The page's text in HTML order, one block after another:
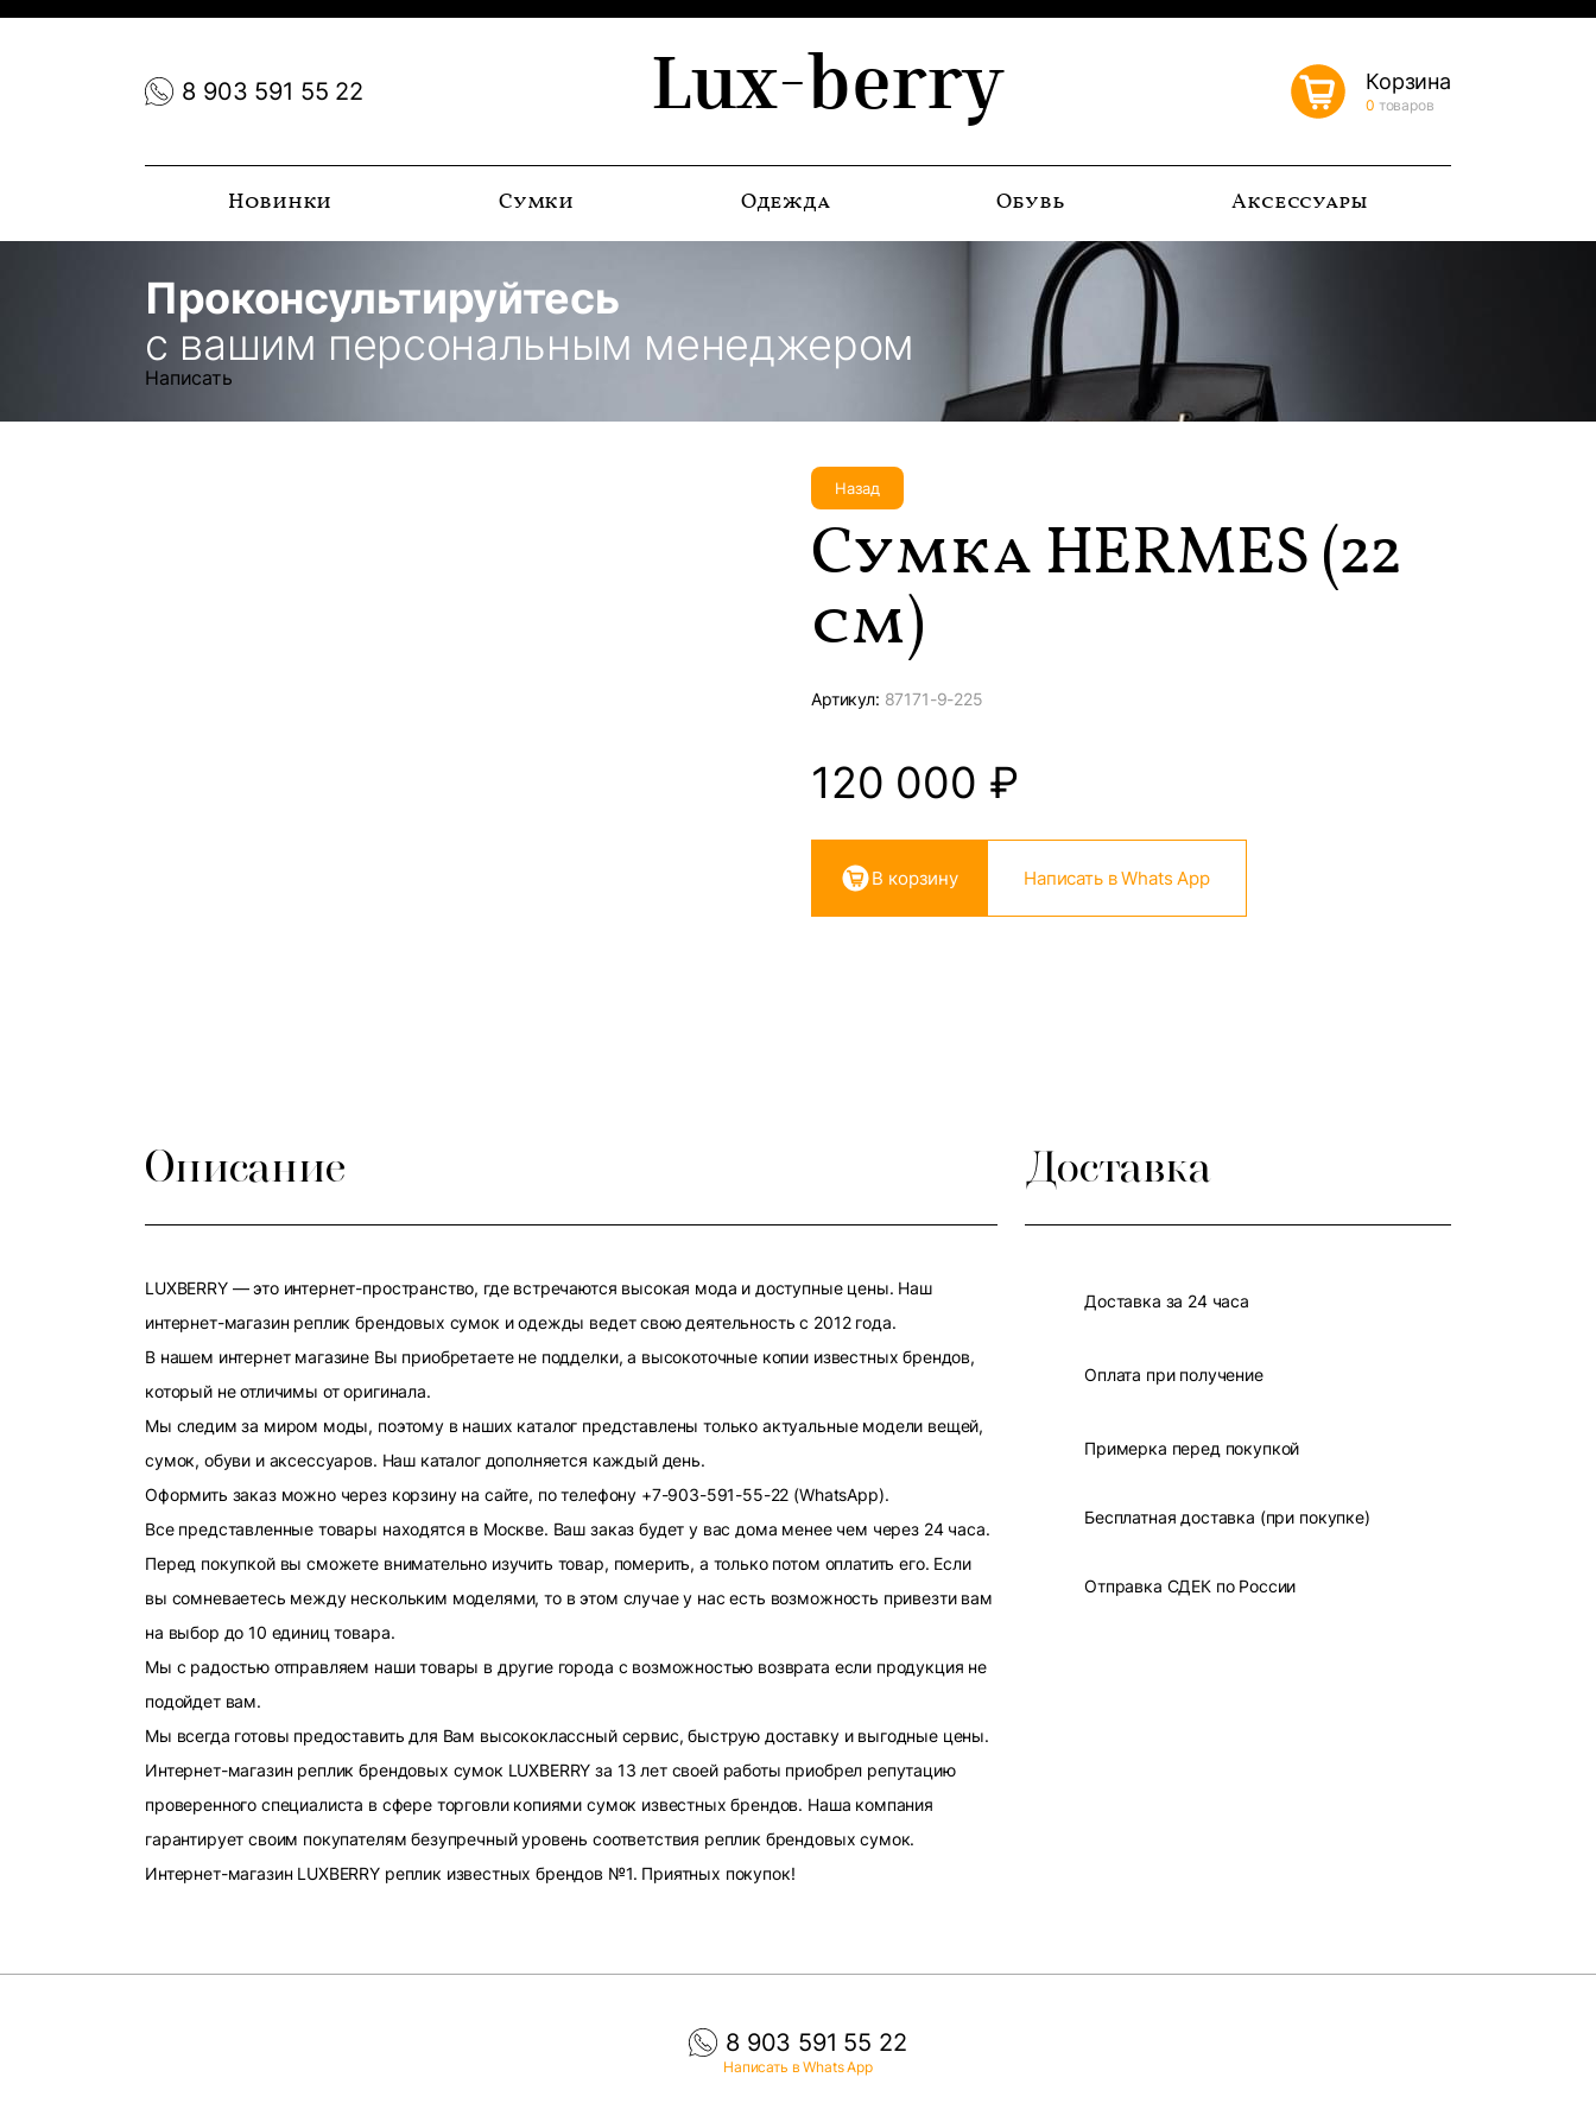
8 903 591 55 22 Lux-berry Корзина
0 товаров
Новинки Сумки Одежда Обувь Аксессуары
Проконсультируйтесь
с вашим персональным менеджером
Написать
Назад
Сумка HERMES (22
см)
Артикул: 87171-9-225
120 000 ₽
В корзину Написать в Whats App
Описание
LUXBERRY — это интернет-пространство, где встречаются высокая мода и доступные цены. Наш
интернет-магазин реплик брендовых сумок и одежды ведет свою деятельность с 2012 года.
В нашем интернет магазине Вы приобретаете не подделки, а высокоточные копии известных брендов,
который не отличимы от оригинала.
Мы следим за миром моды, поэтому в наших каталог представлены только актуальные модели вещей,
сумок, обуви и аксессуаров. Наш каталог дополняется каждый день.
Оформить заказ можно через корзину на сайте, по телефону +7-903-591-55-22 (WhatsApp).
Все представленные товары находятся в Москве. Ваш заказ будет у вас дома менее чем через 24 часа.
Перед покупкой вы сможете внимательно изучить товар, померить, а только потом оплатить его. Если
вы сомневаетесь между нескольким моделями, то в этом случае у нас есть возможность привезти вам
на выбор до 10 единиц товара.
Мы с радостью отправляем наши товары в другие города с возможностью возврата если продукция не
подойдет вам.
Мы всегда готовы предоставить для Вам высококлассный сервис, быструю доставку и выгодные цены.
Интернет-магазин реплик брендовых сумок LUXBERRY за 13 лет своей работы приобрел репутацию
проверенного специалиста в сфере торговли копиями сумок известных брендов. Наша компания
гарантирует своим покупателям безупречный уровень соответствия реплик брендовых сумок.
Интернет-магазин LUXBERRY реплик известных брендов №1. Приятных покупок!
Доставка
Доставка за 24 часа
Оплата при получение
Примерка перед покупкой
Бесплатная доставка (при покупке)
Отправка СДЕК по России
8 903 591 55 22
Написать в Whats App